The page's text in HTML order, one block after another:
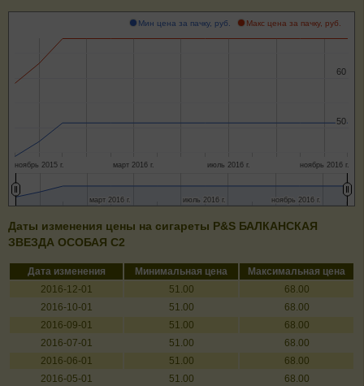
Мин цена за пачку, руб. Макс цена за пачку, руб.
ноябрь 2015 г. март 2016 г. июль 2016 г. ноябрь 2016 г.
50
50
60
60
март 2016 г.
март 2016 г. июль 2016 г.
июль 2016 г. ноябрь 2016 г.
ноябрь 2016 г.
Даты изменения цены на сигареты P&S БАЛКАНСКАЯ
ЗВЕЗДА ОСОБАЯ С2
Дата изменения Минимальная цена
Максимальная цена
2016-12-01
51.00
68.00
2016-10-01
51.00
68.00
2016-09-01
51.00
68.00
2016-07-01
51.00
68.00
2016-06-01
51.00
68.00
2016-05-01
51.00
68.00